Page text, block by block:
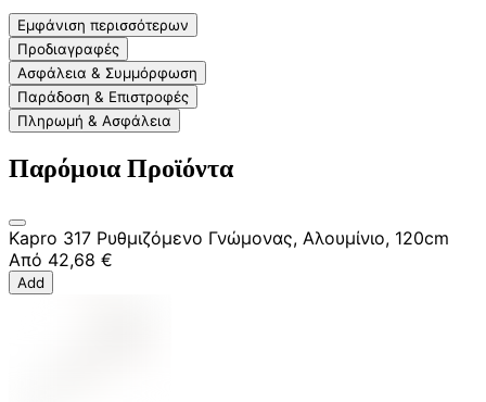
Εμφάνιση περισσότερων
Προδιαγραφές
Ασφάλεια & Συμμόρφωση
Παράδοση & Επιστροφές
Πληρωμή & Ασφάλεια
Παρόμοια Προϊόντα
Kapro 317 Ρυθμιζόμενο Γνώμονας, Αλουμίνιο, 120cm
Από 42,68 €
Add